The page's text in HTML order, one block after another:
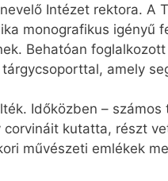
Intézet rektora.
monografikus
Behatóan
amely
Időközben –
kutatta, részt
művészeti emlékek